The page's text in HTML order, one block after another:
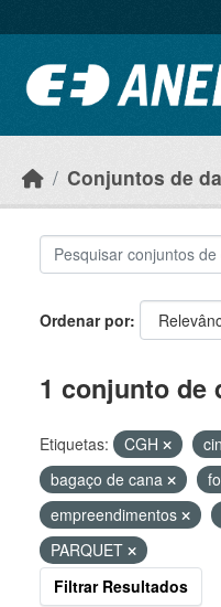
Conjuntos de
Ordenar por
1 conjunto de
Etiquetas: CGH
bagaço de cana
empreendimentos
PARQUET
Filtrar Resultados